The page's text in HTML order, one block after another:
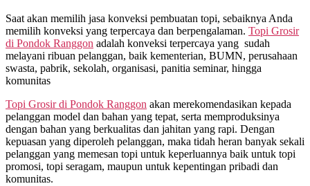
Saat akan memilih jasa konveksi pembuatan topi, sebaiknya Anda
memilih konveksi yang terpercaya dan berpengalaman. Topi Grosir
di Pondok Ranggon adalah konveksi terpercaya yang sudah
melayani ribuan pelanggan, baik kementerian, BUMN, perusahaan
swasta, pabrik, sekolah, organisasi, panitia seminar, hingga
komunitas
Topi Grosir di Pondok Ranggon akan merekomendasikan kepada
pelanggan model dan bahan yang tepat, serta memproduksinya
dengan bahan yang berkualitas dan jahitan yang rapi. Dengan
kepuasan yang diperoleh pelanggan, maka tidah heran banyak sekali
pelanggan yang memesan topi untuk keperluannya baik untuk topi
promosi, topi seragam, maupun untuk kepentingan pribadi dan
komunitas.